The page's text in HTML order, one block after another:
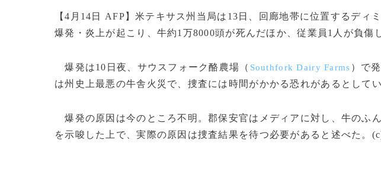
【4月14日 AFP】米テキサス州当局は13日、回廊地帯に位置するディ
爆発・炎上が起こり、牛約1万8000頭が死んだほか、従業員1人が負傷
爆発は10日夜、サウスフォーク酪農場（ Southfork Dairy Farms ）で
は州史上最悪の牛舎火災で、捜査には時間がかかる恐れがあるとしてい
爆発の原因は今のところ不明。郡保安官はメディアに対し、牛のふ
を示唆した上で、実際の原因は捜査結果を待つ必要があると述べた。